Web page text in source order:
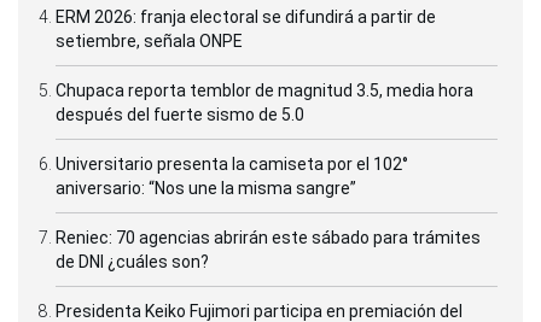
ERM 2026: franja electoral se difundirá a partir de
setiembre, señala ONPE
Chupaca reporta temblor de magnitud 3.5, media hora
después del fuerte sismo de 5.0
Universitario presenta la camiseta por el 102°
aniversario: “Nos une la misma sangre”
Reniec: 70 agencias abrirán este sábado para trámites
de DNI ¿cuáles son?
Presidenta Keiko Fujimori participa en premiación del